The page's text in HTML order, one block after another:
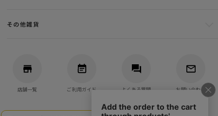
その他雑貨
店舗一覧 ご利用ガイド よくある質問 お問い合わせ